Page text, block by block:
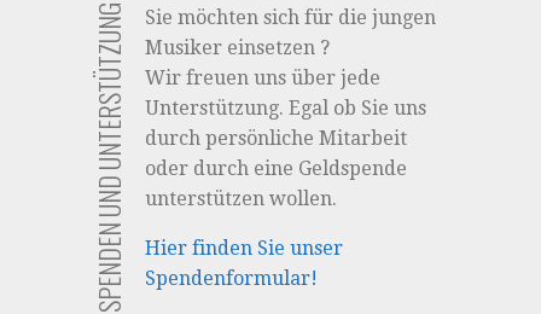
SPENDEN UND UNTERSTÜTZUNG
Sie möchten sich für die jungen
Musiker einsetzen ?
Wir freuen uns über jede
Unterstützung. Egal ob Sie uns
durch persönliche Mitarbeit
oder durch eine Geldspende
unterstützen wollen.
Hier finden Sie unser
Spendenformular!